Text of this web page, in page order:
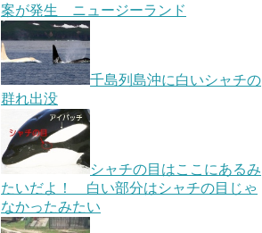
案が発生 ニュージーランド
千島列島沖に白いシャチの
群れ出没
シャチの目はここにあるみ
たいだよ！ 白い部分はシャチの目じゃ
なかったみたい